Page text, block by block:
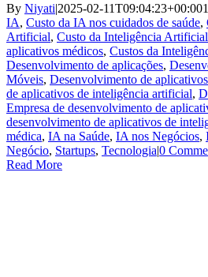
By Niyati|2025-02-11T09:04:23+00:00
IA, Custo da IA nos cuidados de saúde,
Artificial, Custo da Inteligência
aplicativos médicos, Custos da
Desenvolvimento de aplicações,
Móveis, Desenvolvimento de
de aplicativos de inteligência artificial,
Empresa de desenvolvimento de
desenvolvimento de aplicativos de
médica, IA na Saúde, IA nos Negócios,
Negócio, Startups, Tecnologia|0
Read More